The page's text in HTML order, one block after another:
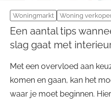
Woningmarkt Woning
Een aantal tips
slag gaat met
Met een overvloed aan
komen en gaan, kan het
waar je moet beginnen.